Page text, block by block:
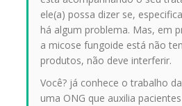
ele(a) possa dizer se,
há algum problema. Mas, em
a micose fungoide está não
produtos, não deve interferir.
Você? já conhece o trabalho
uma ONG que auxilia